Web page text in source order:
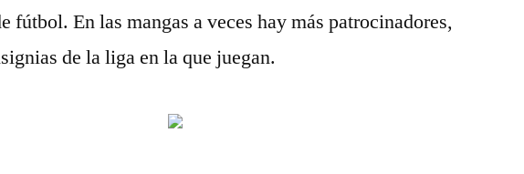
fútbol. En las mangas a veces hay más patrocinadores,
de la liga en la que juegan.